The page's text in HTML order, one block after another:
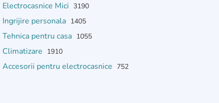
Electrocasnice Mici 3190
Ingrijire personala 1405
Tehnica pentru casa 1055
Climatizare 1910
Accesorii pentru electrocasnice 752